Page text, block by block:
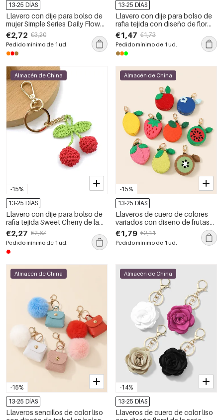
13-25 DÍAS
Llavero con dije para bolso de
mujer Simple Series Daily Flower
de color liso, tejido en rafia.
€2,72 €3,20
Pedido mínimo de 1 ud.
13-25 DÍAS
Llavero con dije para bolso de
rafia tejida con diseño de flor
dulce de la serie Simple.
€1,47 €1,73
Pedido mínimo de 1 ud.
-15%
Almacén de China
13-25 DÍAS
Llavero con dije para bolso de
rafia tejida Sweet Cherry de la
serie Simple
€2,27 €2,67
Pedido mínimo de 1 ud.
-15%
Almacén de China
13-25 DÍAS
Llaveros de cuero de colores
variados con diseño de frutas
de la serie Simple
€1,79 €2,11
Pedido mínimo de 1 ud.
-15%
Almacén de China
13-25 DÍAS
Llaveros sencillos de color liso
-14%
Almacén de China
13-25 DÍAS
Llaveros de cuero de color liso